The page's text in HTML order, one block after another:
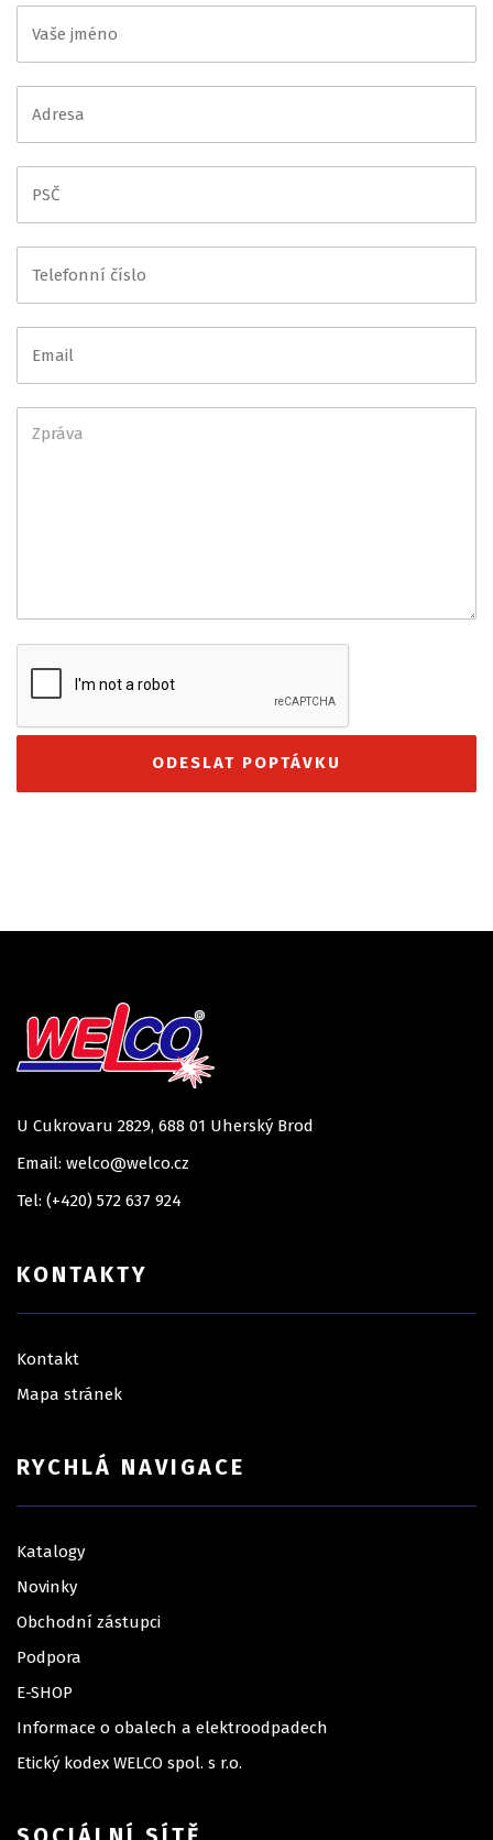
U Cukrovaru 2829, 688 01 Uherský Brod
Email: welco@welco.cz
Tel: (+420) 572 637 924
KONTAKTY
Kontakt
Mapa stránek
RYCHLÁ NAVIGACE
Katalogy
Novinky
Obchodní zástupci
Podpora
E-SHOP
Informace o obalech a elektroodpadech
Etický kodex WELCO spol. s r.o.